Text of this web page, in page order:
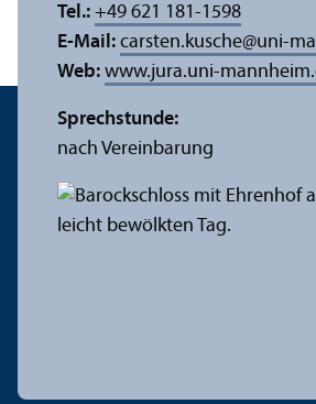
Tel.: +49 621 181-1598
E-Mail: carsten.kusche@uni-
Web: www.jura.uni-
Sprechstunde:
nach Vereinbarung